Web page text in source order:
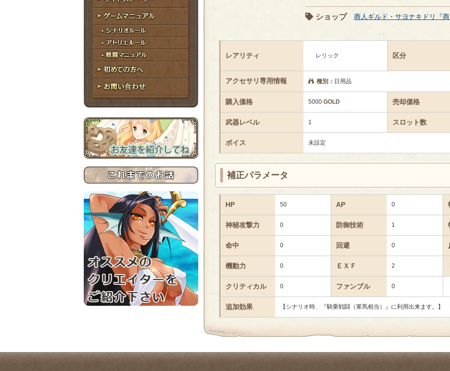
サイドストーリー
ゲームマニュアル
シナリオルール
アトリエルール
戦闘マニュアル
初めての方へ
お問い合わせ
ショップ 商人ギルド・サヨナキドリ『
レアリティ レリック 区分
アクセサリ専用情報 種別： 日用品
購入価格 5000 GOLD 売却価格
武器レベル 1 スロット数
ボイス 未設定
補正パラメータ
HP 50 AP 0
神秘攻撃力 0 防御技術 1
命中 0 回避 0
機動力 0 ＥＸＦ 2
クリティカル 0 ファンブル 0
追加効果 【シナリオ時、『騎乗戦闘（軍馬相当）』に利用出来ます。】